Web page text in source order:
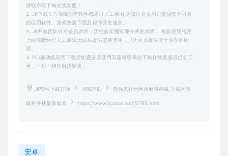
请联系右下角在线客服！
2. JK下载官方保障所有软件都通过人工亲测,为每位会员用户提供安全可靠
的应用软件、游戏资源下载及程序开发服务。
3. JK开发团队针对会员诉求，历经多年拥有现今开发成果， 每款应用程序
上线前都经过人工测试无误后提供安装使用，只为会员提供安全原创的应
用。
4. PC/移动端应用下载后如遇安装使用问题请联系右下角在线客服或提交工
单，一对一指导解决疑难。
JK软件下载官网 游戏辅助 教你怎样玩闲逸麻将能赢,下载闲逸
麻将外挂最新版本 https://www.jkxiazai.com/3789.html
安卓